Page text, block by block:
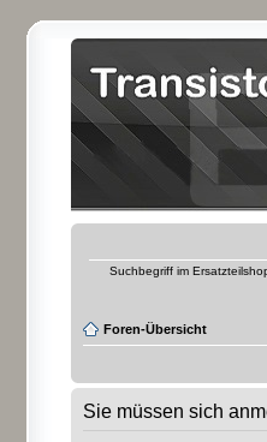
Suchbegriff im
Foren-Übersicht
Sie müssen sich